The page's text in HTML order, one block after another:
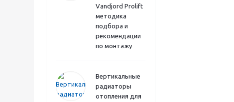
Vandjord Prolift
методика
подбора и
рекомендации
по монтажу
Вертикальные
радиаторы
отопления для